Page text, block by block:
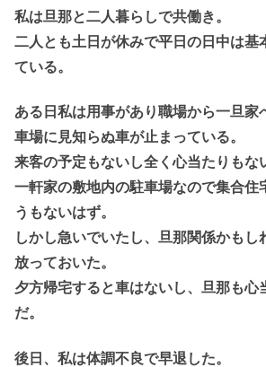
私は旦那と二人暮らしで共働き。
二人とも土日が休みで平日の日中は基
ている。
ある日私は用事があり職場から一旦家
車場に見知らぬ車が止まっている。
来客の予定もないし全く心当たりもな
一軒家の敷地内の駐車場なので集合住
うもないはず。
しかし急いでいたし、旦那関係かもし
放っておいた。
夕方帰宅すると車はないし、旦那も心
だ。
後日、私は体調不良で早退した。